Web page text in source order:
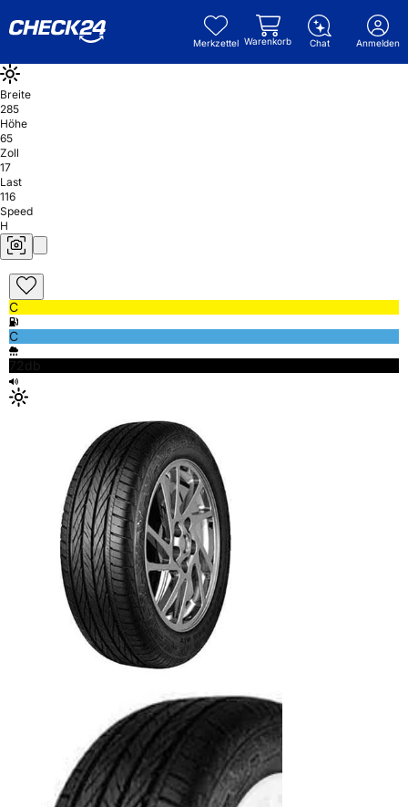
Merkzettel Warenkorb Chat Anmelden
Breite
285
Höhe
65
Zoll
17
Last
116
Speed
H
C
C
72db